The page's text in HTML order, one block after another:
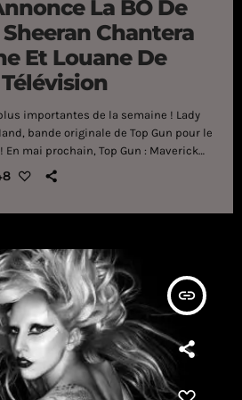
La BO De
Chantera
Et Louane De
importantes de la semaine ! Lady
bande originale de Top Gun pour le
mai prochain, Top Gun : Maverick
pour un film de cette
originale phénoménale. Ainsi, 35
insert_link